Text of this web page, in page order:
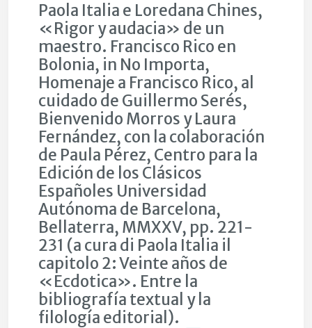
Paola Italia e Loredana Chines,
«Rigor y audacia» de un
maestro. Francisco Rico en
Bolonia, in No Importa,
Homenaje a Francisco Rico, al
cuidado de Guillermo Serés,
Bienvenido Morros y Laura
Fernández, con la colaboración
de Paula Pérez, Centro para la
Edición de los Clásicos
Españoles Universidad
Autónoma de Barcelona,
Bellaterra, MMXXV, pp. 221-
231 (a cura di Paola Italia il
capitolo 2: Veinte años de
«Ecdotica». Entre la
bibliografía textual y la
filología editorial).